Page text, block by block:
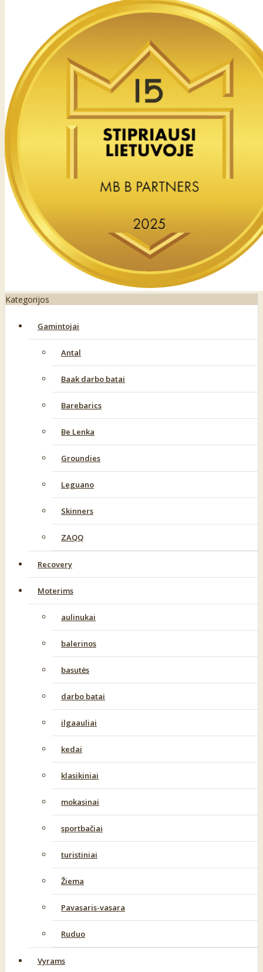
Kategorijos
Gamintojai
Antal
Baak darbo batai
Barebarics
Be Lenka
Groundies
Leguano
Skinners
ZAQQ
Recovery
Moterims
aulinukai
balerinos
basutės
darbo batai
ilgaauliai
kedai
klasikiniai
mokasinai
sportbačiai
turistiniai
Žiema
Pavasaris-vasara
Ruduo
Vyrams